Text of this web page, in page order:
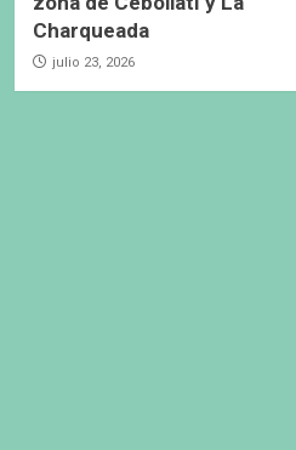
Charqueada
julio 23, 2026